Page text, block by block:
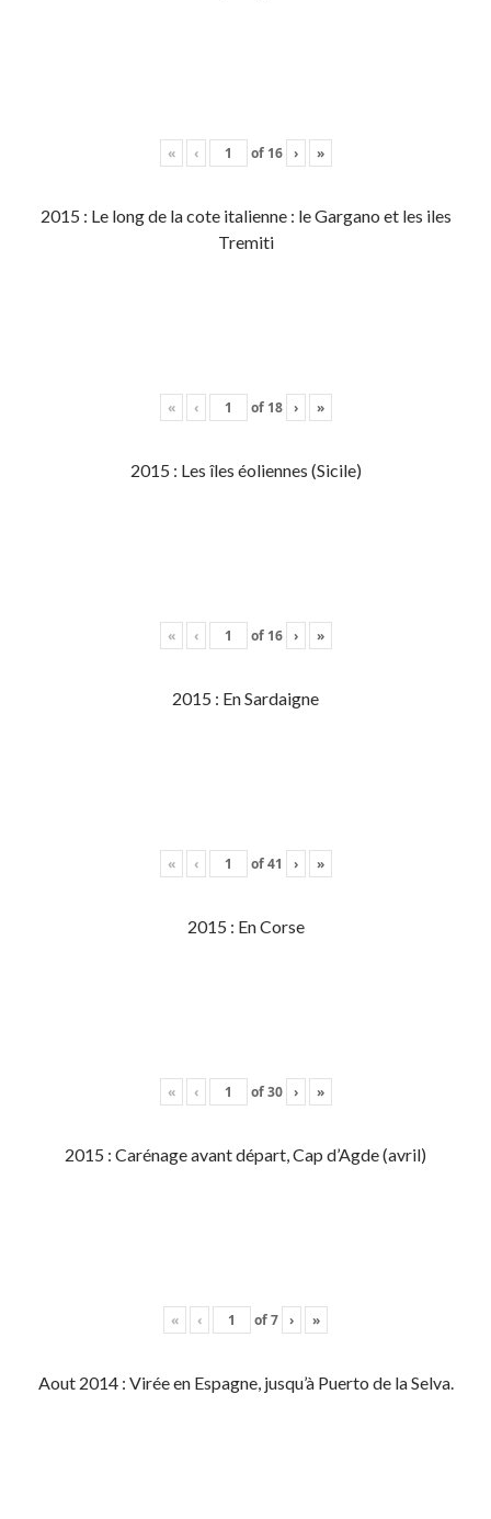
« ‹ of 16 › »
2015 : Le long de la cote italienne : le Gargano et les iles
Tremiti
« ‹ of 18 › »
2015 : Les îles éoliennes (Sicile)
« ‹ of 16 › »
2015 : En Sardaigne
« ‹ of41 › »
2015 : En Corse
« ‹ of30 › »
2015 : Carénage avant départ, Cap d’Agde (avril)
« ‹ of7 › »
Aout 2014 : Virée en Espagne, jusqu’à Puerto de la Selva.